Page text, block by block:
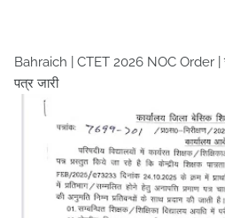
Bahraich | CTET 2026 NOC Order |
पत्र जारी